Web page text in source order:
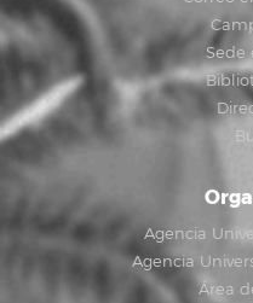
Sede
Agencia
Agencia
Área